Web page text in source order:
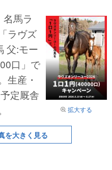
拡大する
馬ラ
ラヴズ
父:モー
口」で
生産・
定厩舎
を大きく見る